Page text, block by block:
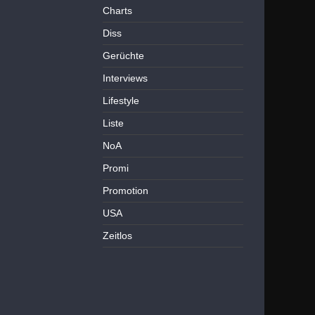
Charts
Diss
Gerüchte
Interviews
Lifestyle
Liste
NoA
Promi
Promotion
USA
Zeitlos